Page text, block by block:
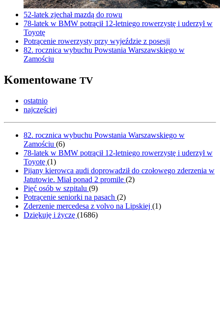
52-latek zjechał mazdą do rowu
78-latek w BMW potrącił 12-letniego rowerzystę i uderzył w
Toyotę
Potrącenie rowerzysty przy wyjeździe z posesji
82. rocznica wybuchu Powstania Warszawskiego w
Zamościu
Komentowane TV
ostatnio
najczęściej
82. rocznica wybuchu Powstania Warszawskiego w
Zamościu (6)
78-latek w BMW potrącił 12-letniego rowerzystę i uderzył w
Toyotę (1)
Pijany kierowca audi doprowadził do czołowego zderzenia w
Jatutowie. Miał ponad 2 promile (2)
Pięć osób w szpitalu (9)
Potrącenie seniorki na pasach (2)
Zderzenie mercedesa z volvo na Lipskiej (1)
Dziękuję i życzę (1686)